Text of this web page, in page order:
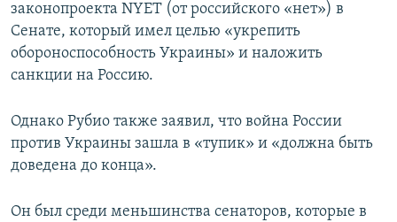
законопроекта NYET (от российского «нет») в
Сенате, который имел целью «укрепить
обороноспособность Украины» и наложить
санкции на Россию.
Однако Рубио также заявил, что война России
против Украины зашла в «тупик» и «должна быть
доведена до конца».
Он был среди меньшинства сенаторов, которые в